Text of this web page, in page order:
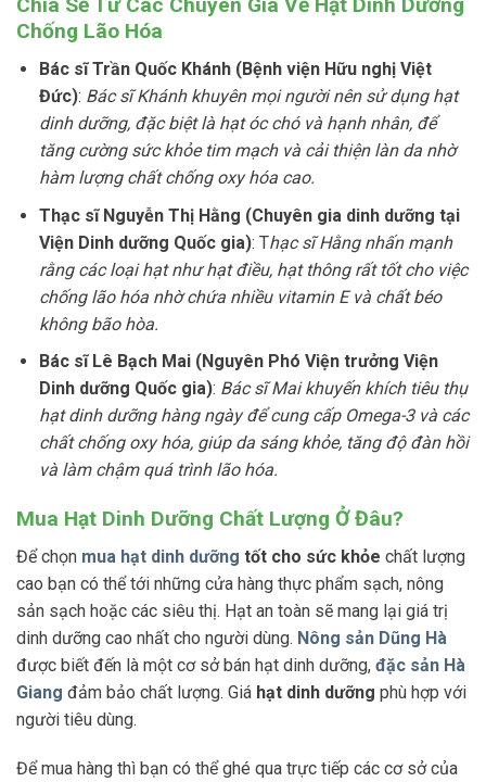
Chia Sẻ Từ Các Chuyên Gia Về Hạt Dinh Dưỡng
Chống Lão Hóa
Bác sĩ Trần Quốc Khánh (Bệnh viện Hữu nghị Việt
Đức): Bác sĩ Khánh khuyên mọi người nên sử dụng hạt
dinh dưỡng, đặc biệt là hạt óc chó và hạnh nhân, để
tăng cường sức khỏe tim mạch và cải thiện làn da nhờ
hàm lượng chất chống oxy hóa cao.
Thạc sĩ Nguyễn Thị Hằng (Chuyên gia dinh dưỡng tại
Viện Dinh dưỡng Quốc gia): Thạc sĩ Hằng nhấn mạnh
rằng các loại hạt như hạt điều, hạt thông rất tốt cho việc
chống lão hóa nhờ chứa nhiều vitamin E và chất béo
không bão hòa.
Bác sĩ Lê Bạch Mai (Nguyên Phó Viện trưởng Viện
Dinh dưỡng Quốc gia): Bác sĩ Mai khuyến khích tiêu thụ
hạt dinh dưỡng hàng ngày để cung cấp Omega-3 và các
chất chống oxy hóa, giúp da sáng khỏe, tăng độ đàn hồi
và làm chậm quá trình lão hóa.
Mua Hạt Dinh Dưỡng Chất Lượng Ở Đâu?
Để chọn mua hạt dinh dưỡng tốt cho sức khỏe chất lượng
cao bạn có thể tới những cửa hàng thực phẩm sạch, nông
sản sạch hoặc các siêu thị. Hạt an toàn sẽ mang lại giá trị
dinh dưỡng cao nhất cho người dùng. Nông sản Dũng Hà
được biết đến là một cơ sở bán hạt dinh dưỡng, đặc sản Hà
Giang đảm bảo chất lượng. Giá hạt dinh dưỡng phù hợp với
người tiêu dùng.
Để mua hàng thì bạn có thể ghé qua trực tiếp các cơ sở của